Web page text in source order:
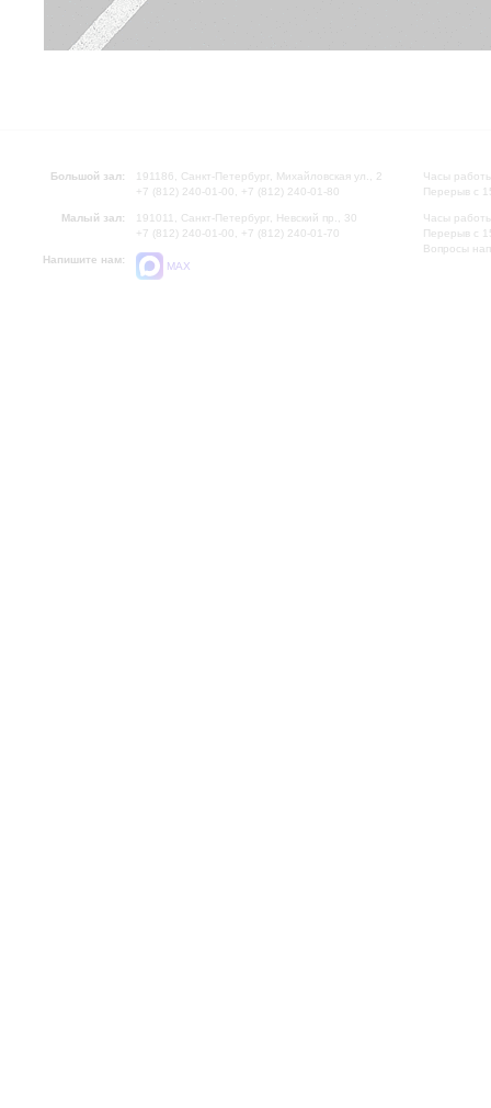
Большой зал:
191186, Санкт-Петербург, Михайловская ул., 2
+7 (812) 240-01-00, +7 (812) 240-01-80
Малый зал:
191011, Санкт-Петербург, Невский пр., 30
+7 (812) 240-01-00, +7 (812) 240-01-70
Напишите нам:
MAX
Часы
Перерыв с
Часы
Перерыв с
Вопросы